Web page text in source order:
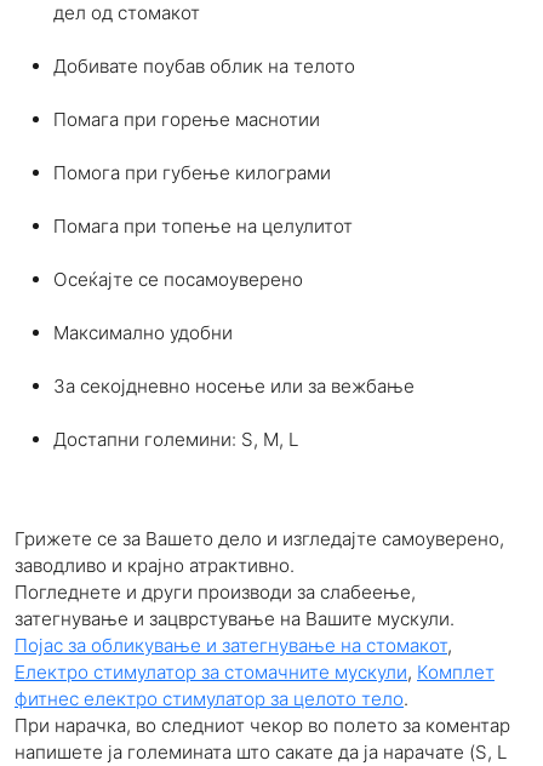
дел од стомакот
Добивате поубав облик на телото
Помага при горење маснотии
Помога при губење килограми
Помага при топење на целулитот
Осеќајте се посамоуверено
Максимално удобни
За секојдневно носење или за вежбање
Достапни големини: S, M, L
Грижете се за Вашето дело и изгледајте самоуверено,
заводливо и крајно атрактивно.
Погледнете и други производи за слабеење,
затегнување и зацврстување на Вашите мускули.
Појас за обликување и затегнување на стомакот,
Електро стимулатор за стомачните мускули, Комплет
фитнес електро стимулатор за целото тело.
При нарачка, во следниот чекор во полето за коментар
напишете ја големината што сакате да ја нарачате (S, L